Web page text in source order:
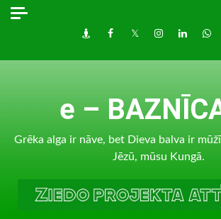
Skip
DraugiemFacebook
TwitterInstagram
LinkedIn
e –
Grēka alga ir nāve, bet Dieva balva ir
Jēzū, mūsu Kungā.